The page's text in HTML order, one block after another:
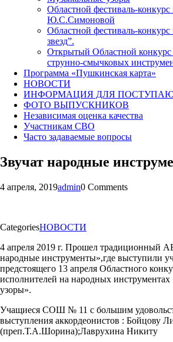
Областной фестиваль-
Ю.С.Симоновой
Областной фестиваль-конкурс
звезд”.
Открытый Областной конкурс
струнно-смычковых
Программа «Пушкинская карта»
НОВОСТИ
ИНФОРМАЦИЯ ДЛЯ
ФОТО ВЫПУСКНИКОВ
Независимая оценка качества
Участникам СВО
Часто задаваемые вопросы
Звучат народные
4 апреля, 2019admin0 Comments
CategoriesНОВОСТИ
4 апреля 2019 г. Прошел традиционный
народные инструменты»,где выступили
предстоящего 13 апреля Областного
исполнителей на народных
узоры».
Учащиеся СОШ № 11 с большим
выступления аккордеонистов : Бойцову
(преп.Т.А.Шорина);Лаврухина Никиту